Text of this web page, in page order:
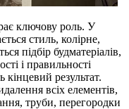
ключову роль. У
стиль, колірне,
підбір будматеріалів,
і правильності
результат.
всіх елементів,
труби, перегородки